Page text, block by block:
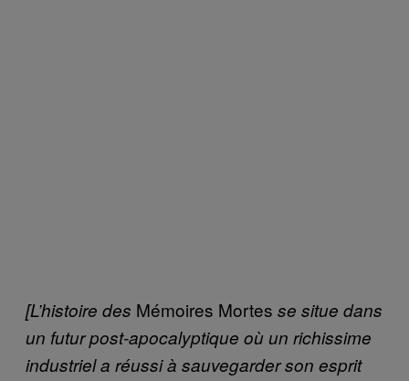
[L’histoire des Mémoires Mortes se situe dans
un futur post-apocalyptique où un richissime
industriel a réussi à sauvegarder son esprit